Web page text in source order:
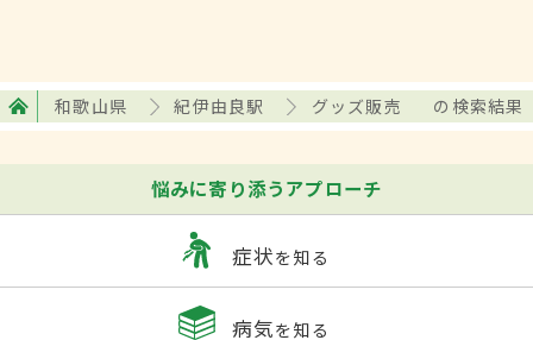
和歌山県 紀伊由良駅 グッズ販売 の検索結果
悩みに寄り添うアプローチ
症状を知る
病気を知る